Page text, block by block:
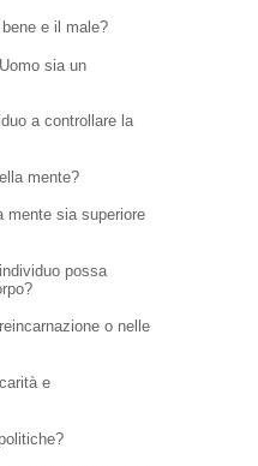
e il male?
sia un
a controllare la
mente?
mente sia superiore
possa
o nelle
e